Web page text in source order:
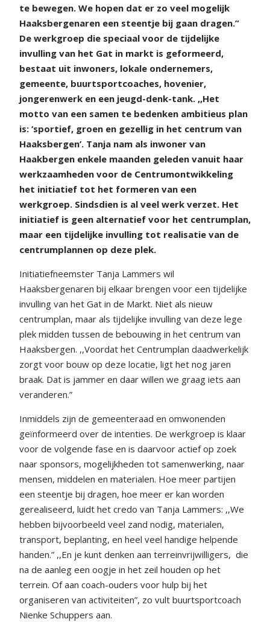
te bewegen. We hopen dat er zo veel mogelijk
Haaksbergenaren een steentje bij gaan dragen.”
De werkgroep die speciaal voor de tijdelijke
invulling van het Gat in markt is geformeerd,
bestaat uit inwoners, lokale ondernemers,
gemeente, buurtsportcoaches, hovenier,
jongerenwerk en een jeugd-denk-tank. ,,Het
motto van een samen te bedenken ambitieus plan
is: ‘sportief, groen en gezellig in het centrum van
Haaksbergen’. Tanja nam als inwoner van
Haakbergen enkele maanden geleden vanuit haar
werkzaamheden voor de Centrumontwikkeling
het initiatief tot het formeren van een
werkgroep. Sindsdien is al veel werk verzet. Het
initiatief is geen alternatief voor het centrumplan,
maar een tijdelijke invulling tot realisatie van de
centrumplannen op deze plek.
Initiatiefneemster Tanja Lammers wil
Haaksbergenaren bij elkaar brengen voor een tijdelijke
invulling van het Gat in de Markt. Niet als nieuw
centrumplan, maar als tijdelijke invulling van deze lege
plek midden tussen de bebouwing in het centrum van
Haaksbergen. ,,Voordat het Centrumplan daadwerkelijk
zorgt voor bouw op deze locatie, ligt het nog jaren
braak. Dat is jammer en daar willen we graag iets aan
veranderen.”
Inmiddels zijn de gemeenteraad en omwonenden
geïnformeerd over de intenties. De werkgroep is klaar
voor de volgende fase en is daarvoor actief op zoek
naar sponsors, mogelijkheden tot samenwerking, naar
mensen, middelen en materialen. Hoe meer partijen
een steentje bij dragen, hoe meer er kan worden
gerealiseerd, luidt het credo van Tanja Lammers: ,,We
hebben bijvoorbeeld veel zand nodig, materialen,
transport, beplanting, en heel veel handige helpende
handen.” ,,En je kunt denken aan terreinvrijwilligers, die
na de aanleg een oogje in het zeil houden op het
terrein. Of aan coach-ouders voor hulp bij het
organiseren van activiteiten”, zo vult buurtsportcoach
Nienke Schuppers aan.